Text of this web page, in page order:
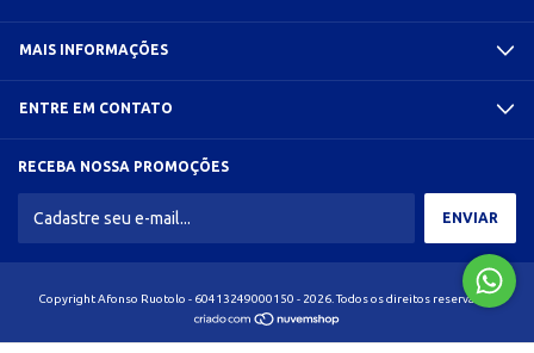
MAIS INFORMAÇÕES
ENTRE EM CONTATO
RECEBA NOSSA PROMOÇÕES
Copyright Afonso Ruotolo - 60413249000150 - 2026. Todos os direitos reservados.